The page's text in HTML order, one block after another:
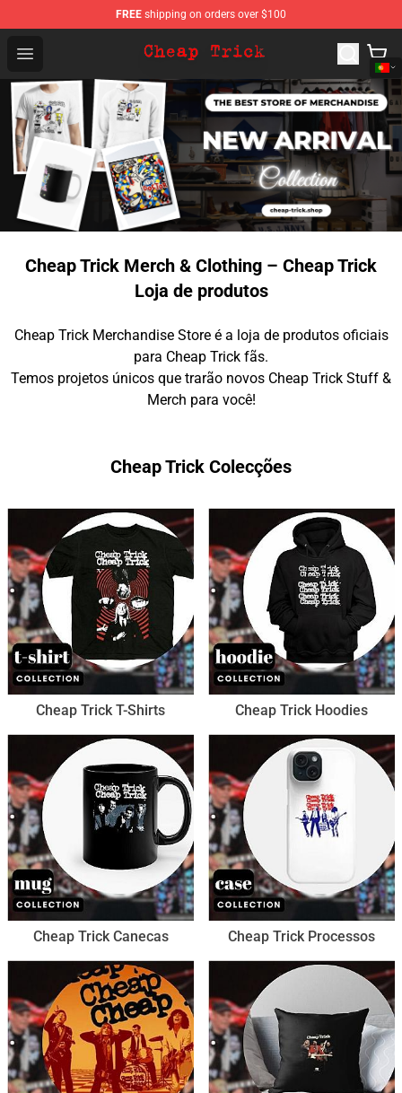
FREE shipping on orders over $100
Open menu
Cheap Trick Store - Official Cheap Trick Merchandise
Cheap Trick Merch & Clothing – Cheap Trick
Loja de produtos
Cheap Trick Merchandise Store é a loja de produtos oficiais
para Cheap Trick fãs.
Temos projetos únicos que trarão novos Cheap Trick Stuff &
Merch para você!
Cheap Trick Colecções
Cheap Trick T-Shirts Cheap Trick Hoodies
Cheap Trick Canecas Cheap Trick Processos